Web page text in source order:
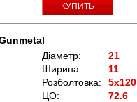
КУПИТЬ
Діаметр:
21
Ширина:
11
Розболтовка:
5x120
ЦО:
72.6